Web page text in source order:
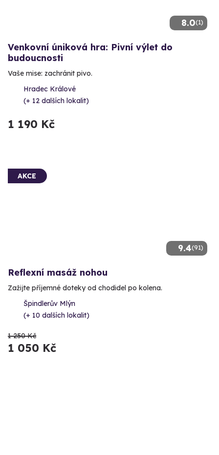
8.0(1)
Venkovní úniková hra: Pivní výlet do
budoucnosti
Vaše mise: zachránit pivo.
Hradec Králové
(+ 12 dalších lokalit)
1 190 Kč
9.4(91)
AKCE
Reflexní masáž nohou
Zažijte příjemné doteky od chodidel po kolena.
Špindlerův Mlýn
(+ 10 dalších lokalit)
1 250 Kč
1 050 Kč